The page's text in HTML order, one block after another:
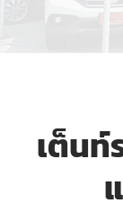
เต็นท์